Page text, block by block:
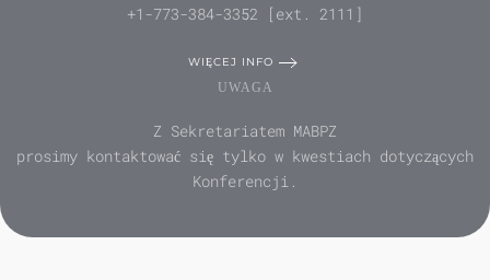
+1-773-384-3352 [ext. 2111]
WIĘCEJ INFO
UWAGA
Z Sekretariatem MABPZ
prosimy kontaktować się tylko w kwestiach dotyczących
Konferencji.